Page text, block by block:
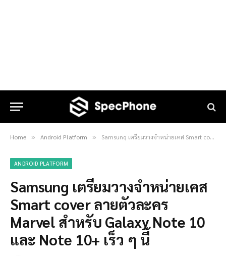
Home » Android Platform » Samsung เตรียมวางจำหน่ายเคส Smart cover ลายตัวละคร Marvel สำหรับ Galaxy Note 10 และ Note 10+ เร็ว ๆ นี้
ANDROID PLATFORM
Samsung เตรียมวางจำหน่ายเคส
Smart cover ลายตัวละคร
Marvel สำหรับ Galaxy Note 10
และ Note 10+ เร็ว ๆ นี้